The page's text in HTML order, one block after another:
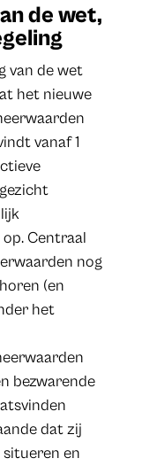
de wet,
van de wet
het nieuwe
vanaf 1
Centraal
nog
(en
het
bezwarende
dat zij
en